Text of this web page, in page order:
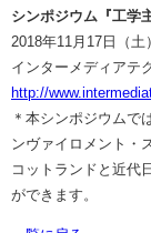
シンポジウム『工学
2018年11月17日（
インターメディアテ
http://
＊本シンポジウムで
ンヴァイロメント・
コットランドと近代
ができます。